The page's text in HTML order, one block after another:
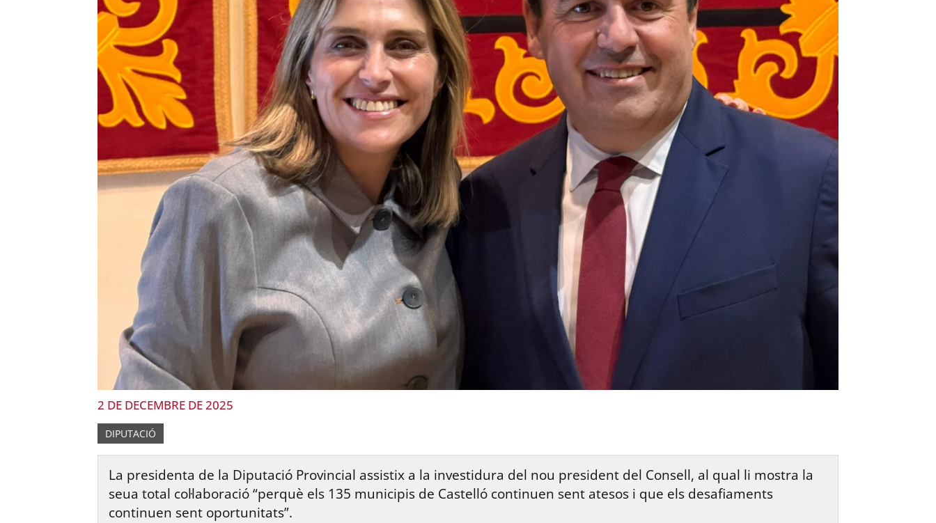
2 DE DECEMBRE DE 2025
DIPUTACIÓ
La presidenta de la Diputació Provincial assistix a la investidura del nou president del Consell, al qual li mostra la
seua total col·laboració “perquè els 135 municipis de Castelló continuen sent atesos i que els desafiaments
continuen sent oportunitats”.